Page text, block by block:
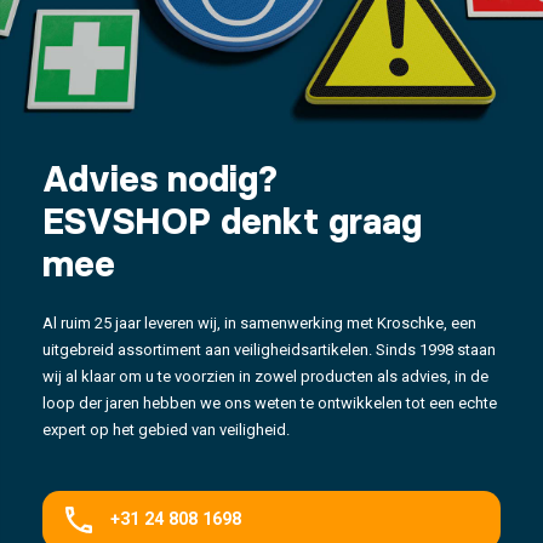
Advies nodig?
ESVSHOP denkt graag
mee
Al ruim 25 jaar leveren wij, in samenwerking met Kroschke, een
uitgebreid assortiment aan veiligheidsartikelen. Sinds 1998 staan
wij al klaar om u te voorzien in zowel producten als advies, in de
loop der jaren hebben we ons weten te ontwikkelen tot een echte
expert op het gebied van veiligheid.
+31 24 808 1698